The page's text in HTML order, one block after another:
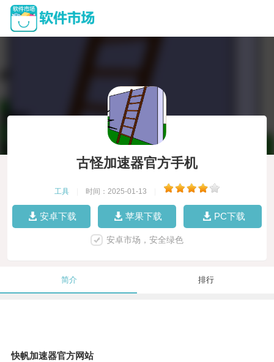
古怪加速器官方手机
工具 时间：2025-01-13
安卓下载 苹果下载 PC下载
安卓市场，安全绿色
简介 排行
快帆加速器官方网站